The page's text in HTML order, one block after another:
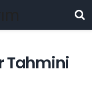
Tahmini